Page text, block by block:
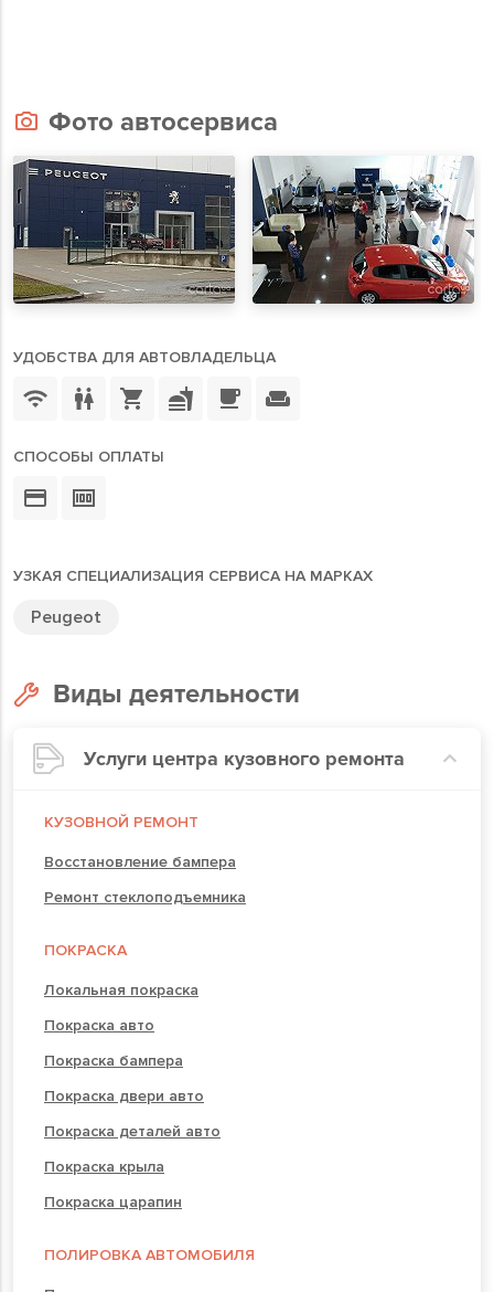
Фото автосервиса
УДОБСТВА ДЛЯ АВТОВЛАДЕЛЬЦА
СПОСОБЫ ОПЛАТЫ
УЗКАЯ СПЕЦИАЛИЗАЦИЯ СЕРВИСА НА МАРКАХ
Peugeot
Виды деятельности
Услуги центра кузовного ремонта
КУЗОВНОЙ РЕМОНТ
Восстановление бампера
Ремонт стеклоподъемника
ПОКРАСКА
Локальная покраска
Покраска авто
Покраска бампера
Покраска двери авто
Покраска деталей авто
Покраска крыла
Покраска царапин
ПОЛИРОВКА АВТОМОБИЛЯ